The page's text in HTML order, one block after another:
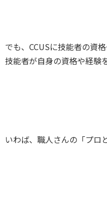
でも、CCUSに技能者の資
技能者が自身の資格や経験
いわば、職人さんの「プロ